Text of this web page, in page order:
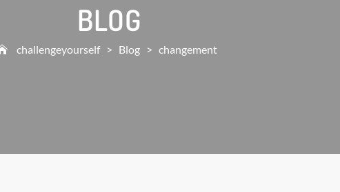
BLOG
challengeyourself > Blog > changement